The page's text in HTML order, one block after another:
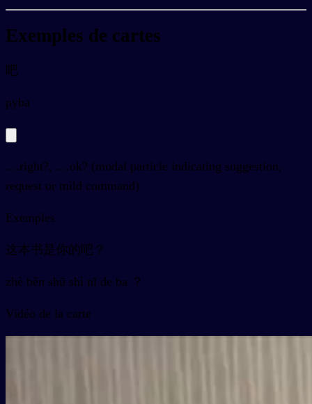
Exemples de cartes
吧
pyba
....right?, ....ok? (modal particle indicating suggestion,
request or mild command)
Exemples
这本书是你的吧？
zhè běn shū shì nǐ de ba ？
Vidéo de la carte